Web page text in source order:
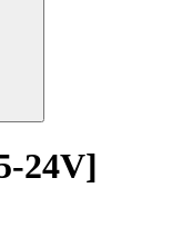
24V]